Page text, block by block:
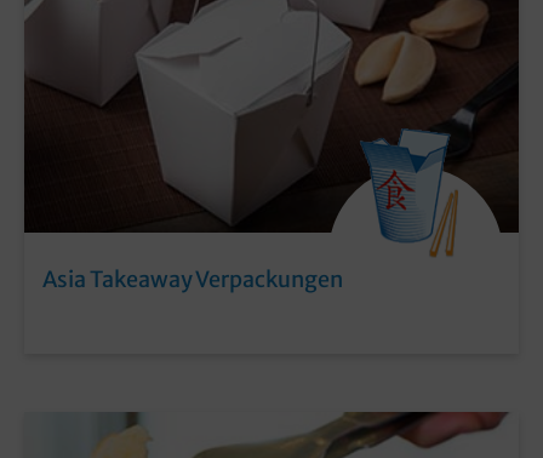
Asia Takeaway Verpackungen